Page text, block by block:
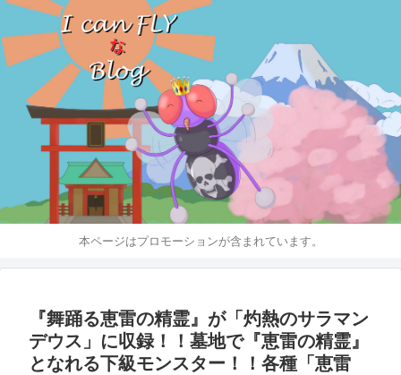
本ページはプロモーションが含まれています。
『舞踊る恵雷の精霊』が「灼熱のサラマン
デウス」に収録！！墓地で『恵雷の精霊』
となれる下級モンスター！！各種「恵雷